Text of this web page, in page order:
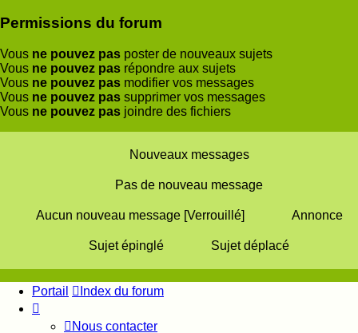
Permissions du forum
Vous ne pouvez pas poster de nouveaux sujets
Vous ne pouvez pas répondre aux sujets
Vous ne pouvez pas modifier vos messages
Vous ne pouvez pas supprimer vos messages
Vous ne pouvez pas joindre des fichiers
Nouveaux messages
Pas de nouveau message
Aucun nouveau message [Verrouillé] Annonce
Sujet épinglé Sujet déplacé
Portail Index du forum
Nous contacter